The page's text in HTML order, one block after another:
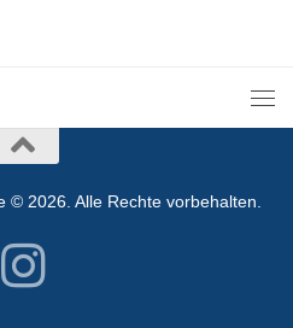
© 2026. Alle Rechte vorbehalten.